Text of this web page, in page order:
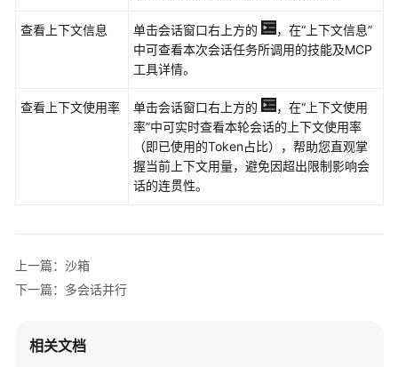
查看上下文信息 单击会话窗口右上方的 ，在“上下文信息”
中可查看本次会话任务所调用的技能及MCP
工具详情。
查看上下文使用率 单击会话窗口右上方的 ，在“上下文使用
率”中可实时查看本轮会话的上下文使用率
（即已使用的Token占比），帮助您直观掌
握当前上下文用量，避免因超出限制影响会
话的连贯性。
上一篇：沙箱
下一篇：多会话并行
相关文档